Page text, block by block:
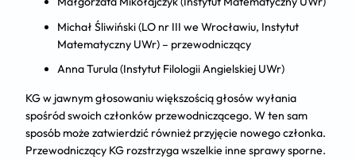
Michał Śliwiński (LO nr III we Wrocławiu, Instytut
Matematyczny UWr) – przewodniczący
Anna Turula (Instytut Filologii Angielskiej UWr)
KG w jawnym głosowaniu większością głosów wyłania
spośród swoich członków przewodniczącego. W ten sam
sposób może zatwierdzić również przyjęcie nowego członka.
Przewodniczący KG rozstrzyga wszelkie inne sprawy sporne.